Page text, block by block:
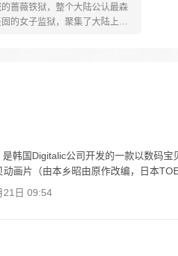
的蔷薇铁狱，整个大陆公认最森
的女子监狱，聚集了大陆上最
样精通的强者啊！我只是一个
身上的普通人，上面说的那些
是韩国Digitalic公司开发的一款以数码
画片（由本乡昭由原作改编，日本
21日 09:54